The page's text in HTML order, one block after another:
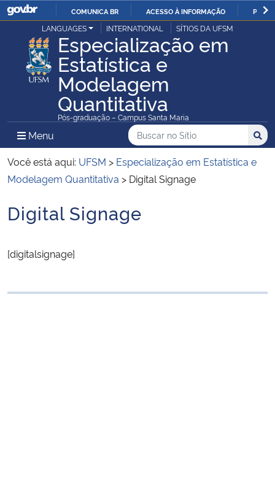
IR
PARA
O
CONTEÚDO
COMUNICA BR ACESSO À INFORMAÇÃO
Ministério da Justiça e Segurança Pública
Ministério da Defesa
Ministério das Relações Exteriores
Ministério da Infraestrutura
Ministério da Agricultura, Pecuária e Abastecimento
Ministério da Educação
LANGUAGES INTERNATIONAL SÍTIOS DA UFSM
Especialização em
Estatística e
Modelagem
Quantitativa
Pós-graduação – Campus Santa Maria
Menu Menu Principal do Sítio
Busca
Buscar no no Sítio
Busca:
Você está aqui: UFSM > Especialização em Estatística e
Modelagem Quantitativa > Digital Signage
Início do conteúdo
Digital Signage
[digitalsignage]